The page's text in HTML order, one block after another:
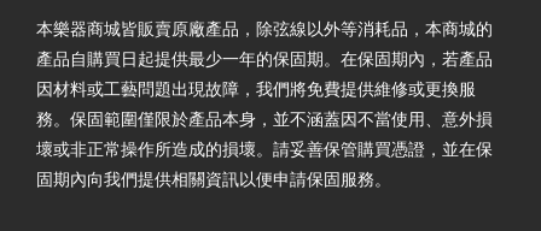
本樂器商城皆販賣原廠產品，除弦線以外等消耗品，本商城的
產品自購買日起提供最少一年的保固期。在保固期內，若產品
因材料或工藝問題出現故障，我們將免費提供維修或更換服
務。保固範圍僅限於產品本身，並不涵蓋因不當使用、意外損
壞或非正常操作所造成的損壞。請妥善保管購買憑證，並在保
固期內向我們提供相關資訊以便申請保固服務。